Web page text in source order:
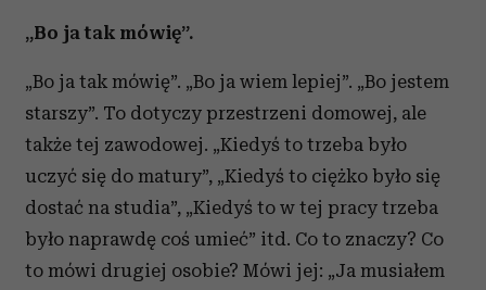
„Bo ja tak mówię”.
„Bo ja tak mówię”. „Bo ja wiem lepiej”. „Bo jestem
starszy”. To dotyczy przestrzeni domowej, ale
także tej zawodowej. „Kiedyś to trzeba było
uczyć się do matury”, „Kiedyś to ciężko było się
dostać na studia”, „Kiedyś to w tej pracy trzeba
było naprawdę coś umieć” itd. Co to znaczy? Co
to mówi drugiej osobie? Mówi jej: „Ja musiałem